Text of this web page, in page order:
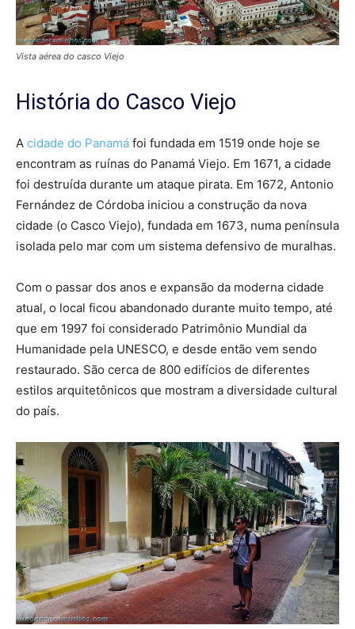
Vista aérea do casco Viejo
História do Casco Viejo
A cidade do Panamá foi fundada em 1519 onde hoje se
encontram as ruínas do Panamá Viejo. Em 1671, a cidade
foi destruída durante um ataque pirata. Em 1672, Antonio
Fernández de Córdoba iniciou a construção da nova
cidade (o Casco Viejo), fundada em 1673, numa península
isolada pelo mar com um sistema defensivo de muralhas.
Com o passar dos anos e expansão da moderna cidade
atual, o local ficou abandonado durante muito tempo, até
que em 1997 foi considerado Patrimônio Mundial da
Humanidade pela UNESCO, e desde então vem sendo
restaurado. São cerca de 800 edifícios de diferentes
estilos arquitetônicos que mostram a diversidade cultural
do país.